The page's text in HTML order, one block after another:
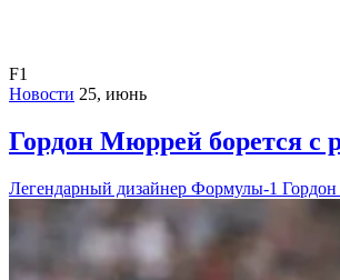
F1
Новости 25, июнь
Гордон Мюррей борется с
Легендарный дизайнер Формулы-1